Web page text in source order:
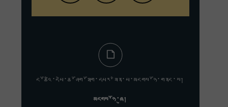
ང་ཚོའི་དཔེ་ཆ་ཤོག་ཐོག་དཔར་ཟིན་པ་མངགས་ཉོ་གནང་ས།
མངགས་ཉོ་ཞུ།